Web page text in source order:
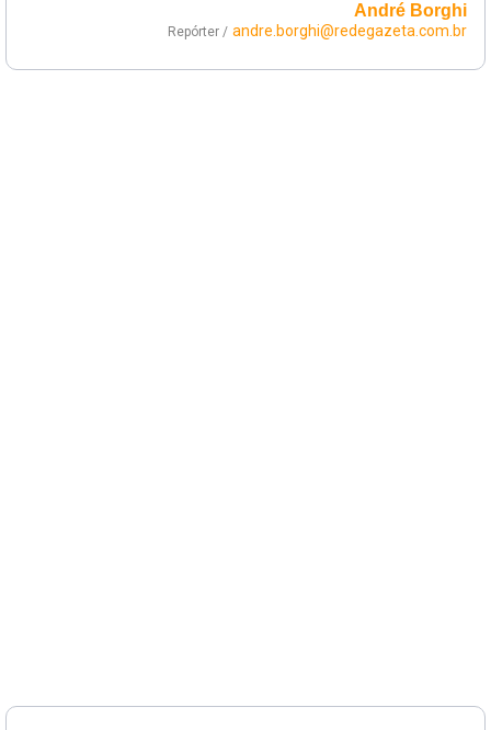
André Borghi
Repórter / andre.borghi@redegazeta.com.br